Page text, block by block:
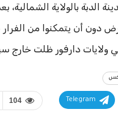
الدبة بالولاية الشمالية،
من 500 يوما تحت الجوع والمرض دون أن يتمكنوا من
ولايات دارفور ظلت خارج
104 Telegram